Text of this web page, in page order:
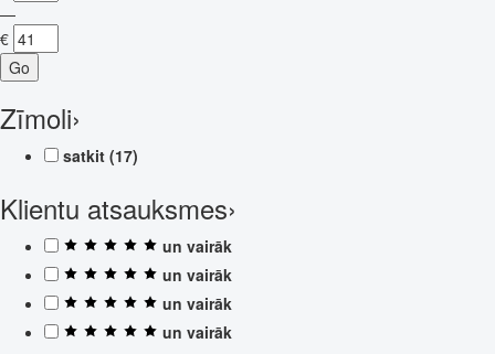
—
€
Go
Zīmoli›
satkit (17)
Klientu atsauksmes›
un vairāk
un vairāk
un vairāk
un vairāk